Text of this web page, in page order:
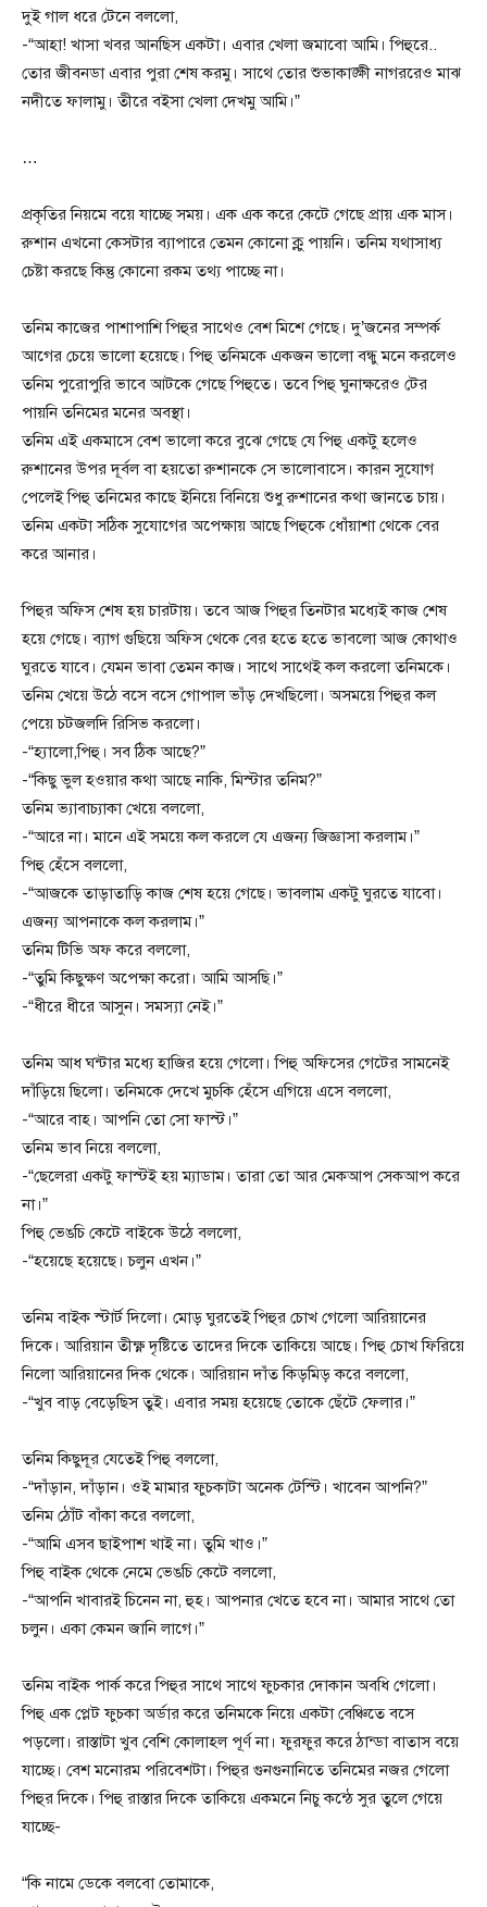
দুই গাল ধরে টেনে বললো,
-“আহা! খাসা খবর আনছিস একটা। এবার খেলা জমাবো আমি। পিহুরে..
তোর জীবনডা এবার পুরা শেষ করমু‌। সাথে তোর শুভাকাঙ্ক্ষী নাগররেও মাঝ
নদীতে ফালামু। তীরে বইসা খেলা দেখমু আমি।”
…
প্রকৃতির নিয়মে বয়ে যাচ্ছে সময়। এক এক করে কেটে গেছে প্রায় এক মাস।
রুশান এখনো কেসটার ব্যাপারে তেমন কোনো ক্লু পায়নি। তনিম যথাসাধ্য
চেষ্টা করছে কিন্তু কোনো রকম তথ্য পাচ্ছে না।
তনিম কাজের পাশাপাশি পিহুর সাথেও বেশ মিশে গেছে। দু’জনের সম্পর্ক
আগের চেয়ে ভালো হয়েছে। পিহু তনিমকে একজন ভালো বন্ধু মনে করলেও
তনিম পুরোপুরি ভাবে আটকে গেছে পিহুতে। তবে পিহু ঘুনাক্ষরেও টের
পায়নি তনিমের মনের অবস্থা।
তনিম এই একমাসে বেশ ভালো করে বুঝে গেছে যে পিহু একটু হলেও
রুশানের উপর দূর্বল বা হয়তো রুশানকে সে ভালোবাসে। কারন সুযোগ
পেলেই পিহু তনিমের কাছে ইনিয়ে বিনিয়ে শুধু রুশানের কথা জানতে চায়।
তনিম একটা সঠিক সুযোগের অপেক্ষায় আছে পিহুকে ধোঁয়াশা থেকে বের
করে আনার।
পিহুর অফিস শেষ হয় চারটায়। তবে আজ পিহুর তিনটার মধ্যেই কাজ শেষ
হয়ে গেছে। ব্যাগ গুছিয়ে অফিস থেকে বের হতে হতে ভাবলো আজ কোথাও
ঘুরতে যাবে। যেমন ভাবা তেমন কাজ। সাথে সাথেই কল করলো তনিমকে।
তনিম খেয়ে উঠে বসে বসে গোপাল ভাঁড় দেখছিলো। অসময়ে পিহুর কল
পেয়ে চটজলদি রিসিভ করলো।
-“হ্যালো,পিহু। সব ঠিক আছে?”
-“কিছু ভুল হওয়ার কথা আছে নাকি, মিস্টার তনিম?”
তনিম ভ্যাবাচ্যাকা খেয়ে বললো,
-“আরে না। মানে এই সময়ে কল করলে যে এজন্য জিজ্ঞাসা করলাম।”
পিহু হেঁসে বললো,
-“আজকে তাড়াতাড়ি কাজ শেষ হয়ে গেছে। ভাবলাম একটু ঘুরতে যাবো।
এজন্য আপনাকে কল করলাম।”
তনিম টিভি অফ করে বললো,
-“তুমি কিছুক্ষণ অপেক্ষা করো। আমি আসছি।”
-“ধীরে ধীরে আসুন। সমস্যা নেই।”
তনিম আধ ঘন্টার মধ্যে হাজির হয়ে গেলো। পিহু অফিসের গেটের সামনেই
দাঁড়িয়ে ছিলো। তনিমকে দেখে মুচকি হেঁসে এগিয়ে এসে বললো,
-“আরে বাহ। আপনি তো সো ফাস্ট।”
তনিম ভাব নিয়ে বললো,
-“ছেলেরা একটু ফাস্টই হয় ম্যাডাম। তারা তো আর মেকআপ সেকআপ করে
না।”
পিহু ভেঙচি কেটে বাইকে উঠে বললো,
-“হয়েছে হয়েছে। চলুন এখন।”
তনিম বাইক স্টার্ট দিলো। মোড় ঘুরতেই পিহুর চোখ গেলো আরিয়ানের
দিকে। আরিয়ান তীক্ষ্ণ দৃষ্টিতে তাদের দিকে তাকিয়ে আছে। পিহু চোখ ফিরিয়ে
নিলো আরিয়ানের দিক থেকে। আরিয়ান দাঁত কিড়মিড় করে বললো,
-“খুব বাড় বেড়েছিস তুই। এবার সময় হয়েছে তোকে ছেঁটে ফেলার।”
তনিম কিছুদূর যেতেই পিহু বললো,
-“দাঁড়ান, দাঁড়ান। ওই মামার ফুচকাটা অনেক টেস্টি। খাবেন আপনি?”
তনিম ঠোঁট বাঁকা করে বললো,
-“আমি এসব ছাইপাশ খাই না। তুমি খাও।”
পিহু বাইক থেকে নেমে ভেঙচি কেটে বললো,
-“আপনি খাবারই চিনেন না, হুহ। আপনার খেতে হবে না। আমার সাথে তো
চলুন। একা কেমন জানি লাগে।”
তনিম বাইক পার্ক করে পিহুর সাথে সাথে ফুচকার দোকান অবধি গেলো।
পিহু এক প্লেট ফুচকা অর্ডার করে তনিমকে নিয়ে একটা বেঞ্চিতে বসে
পড়লো। রাস্তাটা খুব বেশি কোলাহল পূর্ণ না। ফুরফুর করে ঠান্ডা বাতাস বয়ে
যাচ্ছে। বেশ মনোরম পরিবেশটা। পিহুর গুনগুনানিতে তনিমের নজর গেলো
পিহুর দিকে। পিহু রাস্তার দিকে তাকিয়ে একমনে নিচু কন্ঠে সুর তুলে গেয়ে
যাচ্ছে-
“কি নামে ডেকে বলবো তোমাকে,